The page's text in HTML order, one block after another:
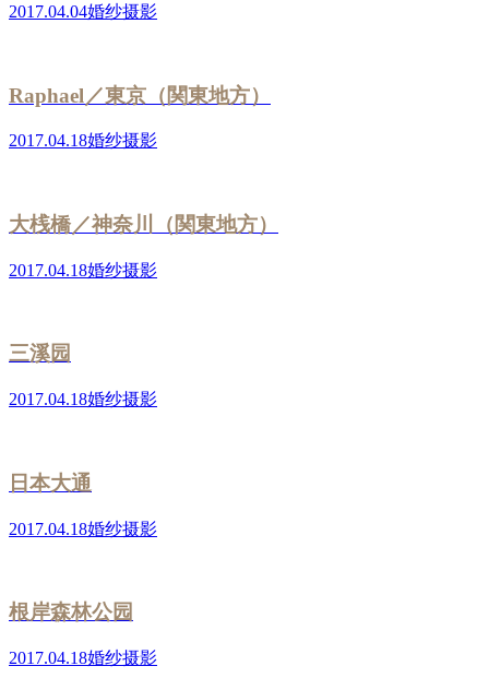
2017.04.04婚纱摄影
Raphael／東京（関東地方）
2017.04.18婚纱摄影
大桟橋／神奈川（関東地方）
2017.04.18婚纱摄影
三溪园
2017.04.18婚纱摄影
日本大通
2017.04.18婚纱摄影
根岸森林公园
2017.04.18婚纱摄影